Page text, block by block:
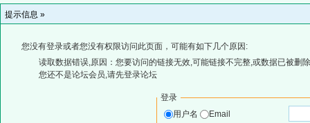
提示信息 »
您没有登录或者您没有权限访问此页面，可能有如下几个原因:
读取数据错误,原因：您要访问的链接无效,可能链接不完整,或数据已被删
您还不是论坛会员,请先登录论坛
登录
用户名
Email